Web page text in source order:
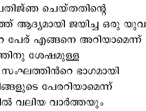
ചെയ്തതിന്റെ
ആദ്യമായി ജയിച്ച ഒരു യുവ
എങ്ങനെ അറിയാമെന്ന്
ശേഷമുള്ള
ഭാഗമായി
പേരറിയാമെന്ന്
വലിയ വാർത്തയും